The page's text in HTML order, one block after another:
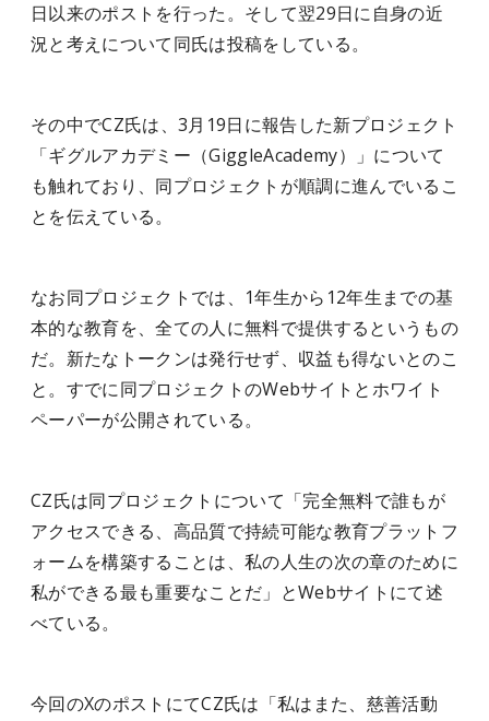
日以来のポストを行った。そして翌29日に自身の近
況と考えについて同氏は投稿をしている。
その中でCZ氏は、3月19日に報告した新プロジェクト
「ギグルアカデミー（GiggleAcademy）」について
も触れており、同プロジェクトが順調に進んでいるこ
とを伝えている。
なお同プロジェクトでは、1年生から12年生までの基
本的な教育を、全ての人に無料で提供するというもの
だ。新たなトークンは発行せず、収益も得ないとのこ
と。すでに同プロジェクトのWebサイトとホワイト
ペーパーが公開されている。
CZ氏は同プロジェクトについて「完全無料で誰もが
アクセスできる、高品質で持続可能な教育プラットフ
ォームを構築することは、私の人生の次の章のために
私ができる最も重要なことだ」とWebサイトにて述
べている。
今回のXのポストにてCZ氏は「私はまた、慈善活動